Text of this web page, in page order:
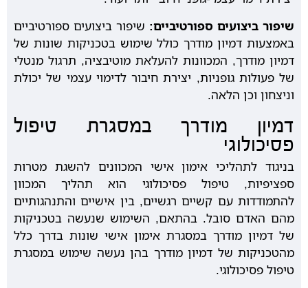
שיפור ביצועים ספורטיביים: שיפור ביצועים ספורטיביים
באמצעות דמיון מודרך כולל שימוש בטכניקות שונות של
דמיון מודרך, המכוונות להעלאת מוטיבציה, תרגול מנטלי
של פעולות גופניות, יצירת חיבור לדימוי עצמי של יכולת
וניצחון וכן הלאה.
דמיון מודרך במסגרת טיפול
פסיכולוגי
בניגוד לתהליכי אימון אישי המכוונים להשגת מטרות
ספציפיות, טיפול פסיכולוגי הוא תהליך המכוון
להתמודדות עם קשיים רגשיים, בין אישיים והתנהגותיים
מהם האדם סובל. בהתאם, השימוש שנעשה בטכניקות
של דמיון מודרך במסגרת אימון אישי שונות בדרך כלל
מהטכניקות של דמיון מודרך בהן נעשה שימוש במסגרת
טיפול פסיכולוגי.